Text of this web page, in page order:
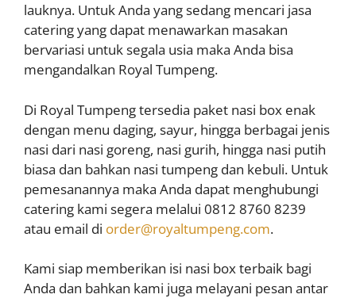
lauknya. Untuk Anda yang sedang mencari jasa
catering yang dapat menawarkan masakan
bervariasi untuk segala usia maka Anda bisa
mengandalkan Royal Tumpeng.
Di Royal Tumpeng tersedia paket nasi box enak
dengan menu daging, sayur, hingga berbagai jenis
nasi dari nasi goreng, nasi gurih, hingga nasi putih
biasa dan bahkan nasi tumpeng dan kebuli. Untuk
pemesanannya maka Anda dapat menghubungi
catering kami segera melalui 0812 8760 8239
atau email di order@royaltumpeng.com.
Kami siap memberikan isi nasi box terbaik bagi
Anda dan bahkan kami juga melayani pesan antar